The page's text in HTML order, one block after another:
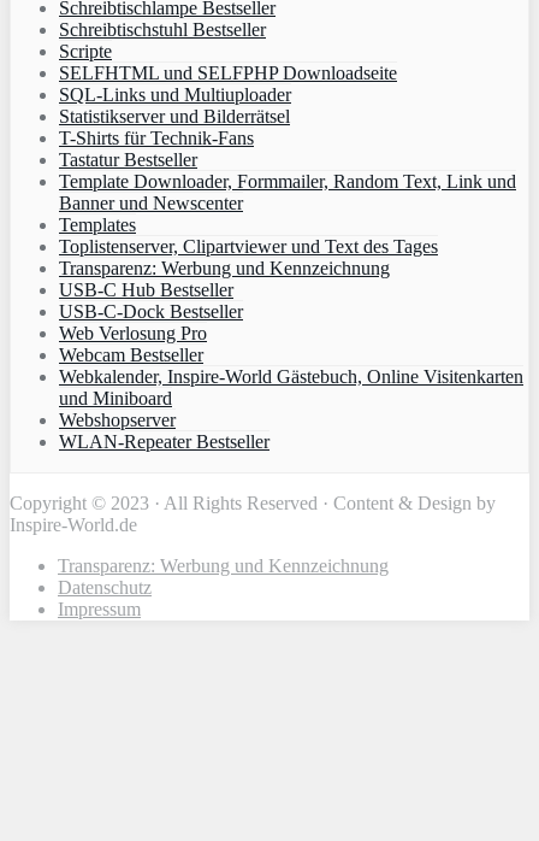
Schreibtischlampe Bestseller
Schreibtischstuhl Bestseller
Scripte
SELFHTML und SELFPHP Downloadseite
SQL-Links und Multiuploader
Statistikserver und Bilderrätsel
T-Shirts für Technik-Fans
Tastatur Bestseller
Template Downloader, Formmailer, Random Text, Link und
Banner und Newscenter
Templates
Toplistenserver, Clipartviewer und Text des Tages
Transparenz: Werbung und Kennzeichnung
USB-C Hub Bestseller
USB-C-Dock Bestseller
Web Verlosung Pro
Webcam Bestseller
Webkalender, Inspire-World Gästebuch, Online Visitenkarten
und Miniboard
Webshopserver
WLAN-Repeater Bestseller
Copyright © 2023 · All Rights Reserved · Content & Design by
Inspire-World.de
Transparenz: Werbung und Kennzeichnung
Datenschutz
Impressum